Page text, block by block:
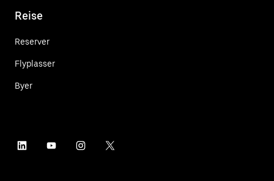
Reise
Reserver
Flyplasser
Byer